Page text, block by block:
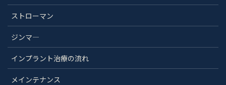
ストローマン
ジンマ―
インプラント治療の流れ
メインテナンス